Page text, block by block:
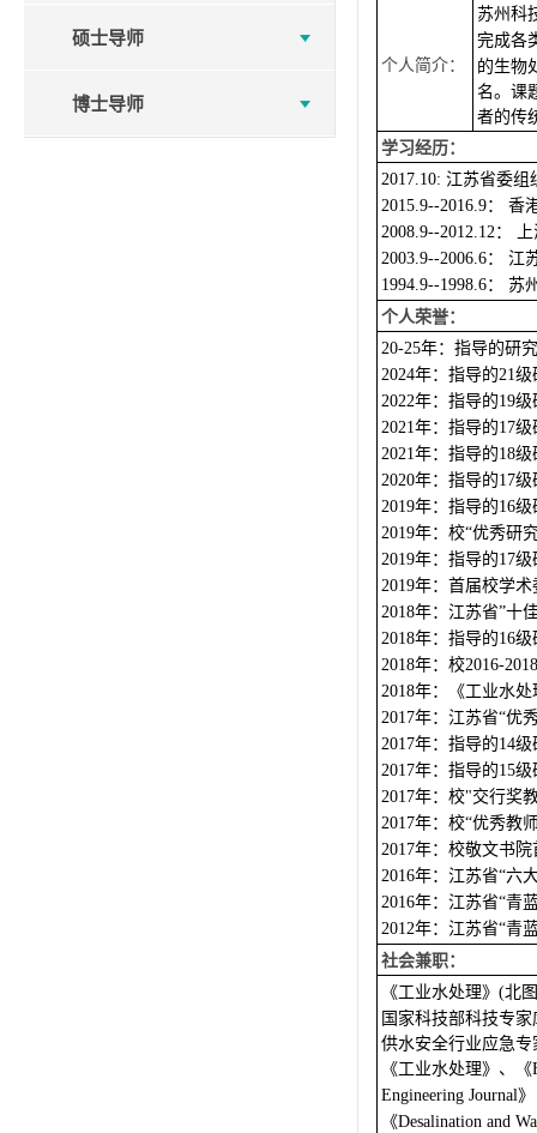
硕士导师
博士导师
个人简介：
苏州科
完成各
的生物
名。 课
者的传
学习经历：
2017.10: 江苏省委组
2015.9--2016.9： 香
2008.9--2012.12：
2003.9--2006.6： 江
1994.9--1998.6：
苏
个人荣誉：
20-25年：指导的研
2024年：指导的21级
2022年：指导的19级
2021年：指导的17级
2021年：指导的18级
2020年：指导的17级
2019年：指导的16级
2019年：校“优秀研
2019年：指导的17级
2019年：首届校学
2018年：江苏省”十
2018年：指导的16级
2018年：校2016-2018
2018年：《工业水
2017年：江苏省“优
2017年：指导的14级
2017年：指导的15级
2017年：校"交行奖
2017年：校“优秀教
2017年：校敬文书
2016年：江苏省“六
2016年：江苏省“青
2012年：江苏省“青
社会兼职：
《工业水处理》 (北
国家科技部科技专
供水安全行业应急
《工业水处理》、《
Engineering Journal
《Desalination and